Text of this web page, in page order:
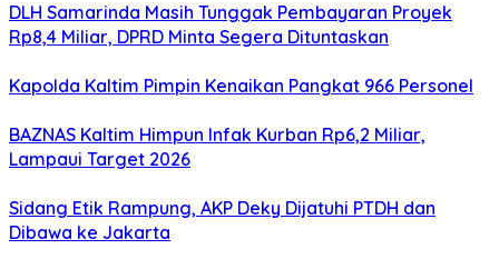
DLH Samarinda Masih Tunggak Pembayaran Proyek
Rp8,4 Miliar, DPRD Minta Segera Dituntaskan
Kapolda Kaltim Pimpin Kenaikan Pangkat 966 Personel
BAZNAS Kaltim Himpun Infak Kurban Rp6,2 Miliar,
Lampaui Target 2026
Sidang Etik Rampung, AKP Deky Dijatuhi PTDH dan
Dibawa ke Jakarta